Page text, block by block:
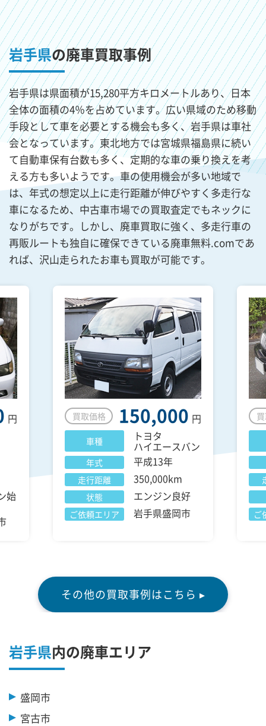
岩手県の廃車買取事例
岩手県は県面積が15,280平方キロメートルあり、日本
全体の面積の4％を占めています。広い県域のため移動
手段として車を必要とする機会も多く、岩手県は車社
会となっています。東北地方では宮城県福島県に続い
て自動車保有台数も多く、定期的な車の乗り換えを考
える方も多いようです。車の使用機会が多い地域で
は、年式の想定以上に走行距離が伸びやすく多走行な
車になるため、中古車市場での買取査定でもネックに
なりがちです。しかし、廃車買取に強く、多走行車の
再販ルートも独自に確保できている廃車無料.comであ
れば、沢山走られたお車も買取が可能です。
円
始
買取価格 150,000 円
車種 トヨタ
ハイエースバン
年式 平成13年
走行距離 350,000km
状態 エンジン良好
ご依頼エリア 岩手県盛岡市 ご
その他の買取事例はこちら ▸
岩手県内の廃車エリア
盛岡市
宮古市